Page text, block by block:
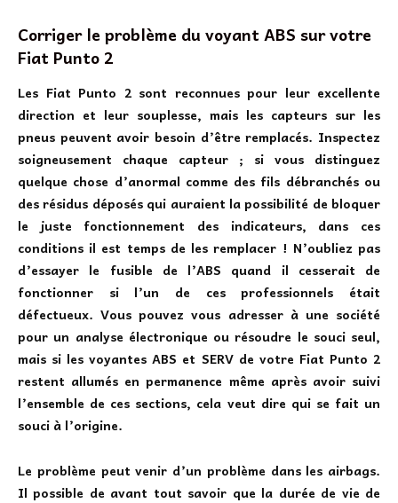
Corriger le problème du voyant ABS sur votre
Fiat Punto 2
Les Fiat Punto 2 sont reconnues pour leur excellente
direction et leur souplesse, mais les capteurs sur les
pneus peuvent avoir besoin d’être remplacés. Inspectez
soigneusement chaque capteur ; si vous distinguez
quelque chose d’anormal comme des fils débranchés ou
des résidus déposés qui auraient la possibilité de bloquer
le juste fonctionnement des indicateurs, dans ces
conditions il est temps de les remplacer ! N’oubliez pas
d’essayer le fusible de l’ABS quand il cesserait de
fonctionner si l’un de ces professionnels était
défectueux. Vous pouvez vous adresser à une société
pour un analyse électronique ou résoudre le souci seul,
mais si les voyantes ABS et SERV de votre Fiat Punto 2
restent allumés en permanence même après avoir suivi
l’ensemble de ces sections, cela veut dire qui se fait un
souci à l’origine.
Le problème peut venir d’un problème dans les airbags.
Il possible de avant tout savoir que la durée de vie de